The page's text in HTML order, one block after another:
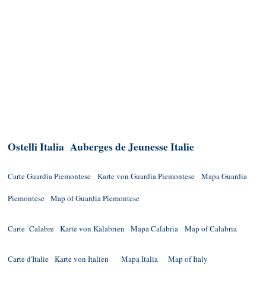
Ostelli Italia Auberges de Jeunesse Italie
Carte Guardia Piemontese Karte von Guardia Piemontese Mapa Guardia
Piemontese Map of Guardia Piemontese
Carte Calabre Karte von Kalabrien Mapa Calabria Map of Calabria
Carte d'Italie Karte von Italien Mapa Italia Map of Italy